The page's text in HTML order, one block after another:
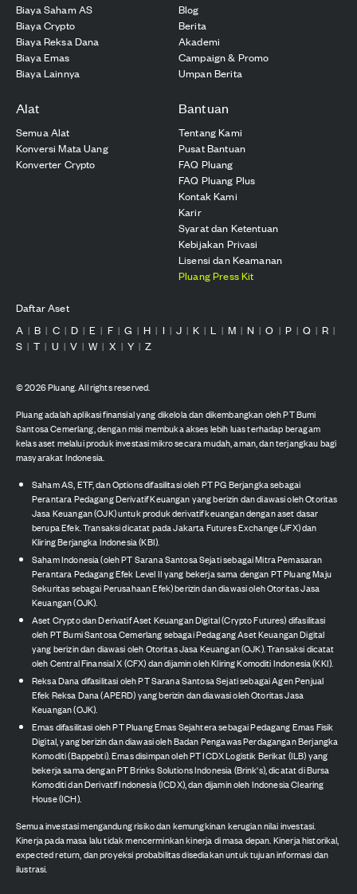
Biaya Saham AS
Biaya Crypto
Biaya Reksa Dana
Biaya Emas
Biaya Lainnya
Blog
Berita
Akademi
Campaign & Promo
Umpan Berita
Alat
Semua Alat
Konversi Mata Uang
Konverter Crypto
Bantuan
Tentang Kami
Pusat Bantuan
FAQ Pluang
FAQ Pluang Plus
Kontak Kami
Karir
Syarat dan Ketentuan
Kebijakan Privasi
Lisensi dan Keamanan
Pluang Press Kit
Daftar Aset
A | B | C | D | E | F | G | H | I | J | K | L | M | N | O | P | Q | R |
S | T | U | V | W | X | Y | Z
©2026Pluang. All rights reserved.
Pluang adalah aplikasi finansial yang dikelola dan dikembangkan oleh PT Bumi
Santosa Cemerlang, dengan misi membuka akses lebih luas terhadap beragam
kelas aset melalui produk investasi mikro secara mudah, aman, dan terjangkau bagi
masyarakat Indonesia.
Saham AS, ETF, dan Options difasilitasi oleh PT PG Berjangka sebagai
Perantara Pedagang Derivatif Keuangan yang berizin dan diawasi oleh Otoritas
Jasa Keuangan (OJK) untuk produk derivatif keuangan dengan aset dasar
berupa Efek. Transaksi dicatat pada Jakarta Futures Exchange (JFX) dan
Kliring Berjangka Indonesia (KBI).
Saham Indonesia (oleh PT Sarana Santosa Sejati sebagai Mitra Pemasaran
Perantara Pedagang Efek Level II yang bekerja sama dengan PT Pluang Maju
Sekuritas sebagai Perusahaan Efek) berizin dan diawasi oleh Otoritas Jasa
Keuangan (OJK).
Aset Crypto dan Derivatif Aset Keuangan Digital (Crypto Futures) difasilitasi
oleh PT Bumi Santosa Cemerlang sebagai Pedagang Aset Keuangan Digital
yang berizin dan diawasi oleh Otoritas Jasa Keuangan (OJK). Transaksi dicatat
oleh Central Finansial X (CFX) dan dijamin oleh Kliring Komoditi Indonesia (KKI).
Reksa Dana difasilitasi oleh PT Sarana Santosa Sejati sebagai Agen Penjual
Efek Reksa Dana (APERD) yang berizin dan diawasi oleh Otoritas Jasa
Keuangan (OJK).
Emas difasilitasi oleh PT Pluang Emas Sejahtera sebagai Pedagang Emas Fisik
Digital, yang berizin dan diawasi oleh Badan Pengawas Perdagangan Berjangka
Komoditi (Bappebti). Emas disimpan oleh PT ICDX Logistik Berikat (ILB) yang
bekerja sama dengan PT Brinks Solutions Indonesia (Brink's), dicatat di Bursa
Komoditi dan Derivatif Indonesia (ICDX), dan dijamin oleh Indonesia Clearing
House (ICH).
Semua investasi mengandung risiko dan kemungkinan kerugian nilai investasi.
Kinerja pada masa lalu tidak mencerminkan kinerja di masa depan. Kinerja historikal,
expected return, dan proyeksi probabilitas disediakan untuk tujuan informasi dan
ilustrasi.